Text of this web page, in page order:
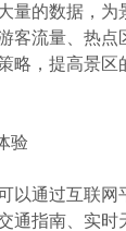
的数据，为
客流量、热点
略，提高景区
验
通过互联网
通指南、实时